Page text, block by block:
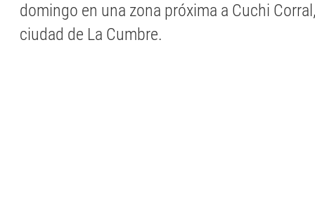
domingo en una zona próxima a Cuchi
ciudad de La Cumbre.